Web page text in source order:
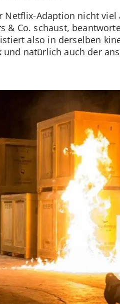
Adaption nicht viel
& Co. schaust,
also in derselben
natürlich auch der